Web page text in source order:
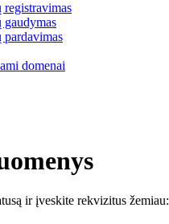
registravimas
gaudymas
pardavimas
domenai
ir įveskite rekvizitus žemiau: